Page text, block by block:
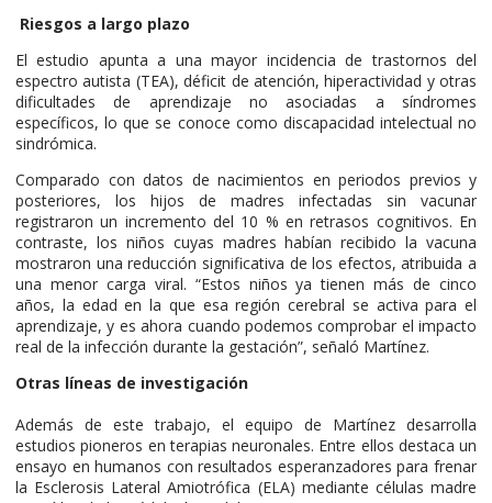
Riesgos a largo plazo
El estudio apunta a una mayor incidencia de trastornos del
espectro autista (TEA), déficit de atención, hiperactividad y otras
dificultades de aprendizaje no asociadas a síndromes
específicos, lo que se conoce como discapacidad intelectual no
sindrómica.
Comparado con datos de nacimientos en periodos previos y
posteriores, los hijos de madres infectadas sin vacunar
registraron un incremento del 10 % en retrasos cognitivos. En
contraste, los niños cuyas madres habían recibido la vacuna
mostraron una reducción significativa de los efectos, atribuida a
una menor carga viral. “Estos niños ya tienen más de cinco
años, la edad en la que esa región cerebral se activa para el
aprendizaje, y es ahora cuando podemos comprobar el impacto
real de la infección durante la gestación”, señaló Martínez.
Otras líneas de investigación
Además de este trabajo, el equipo de Martínez desarrolla
estudios pioneros en terapias neuronales. Entre ellos destaca un
ensayo en humanos con resultados esperanzadores para frenar
la Esclerosis Lateral Amiotrófica (ELA) mediante células madre